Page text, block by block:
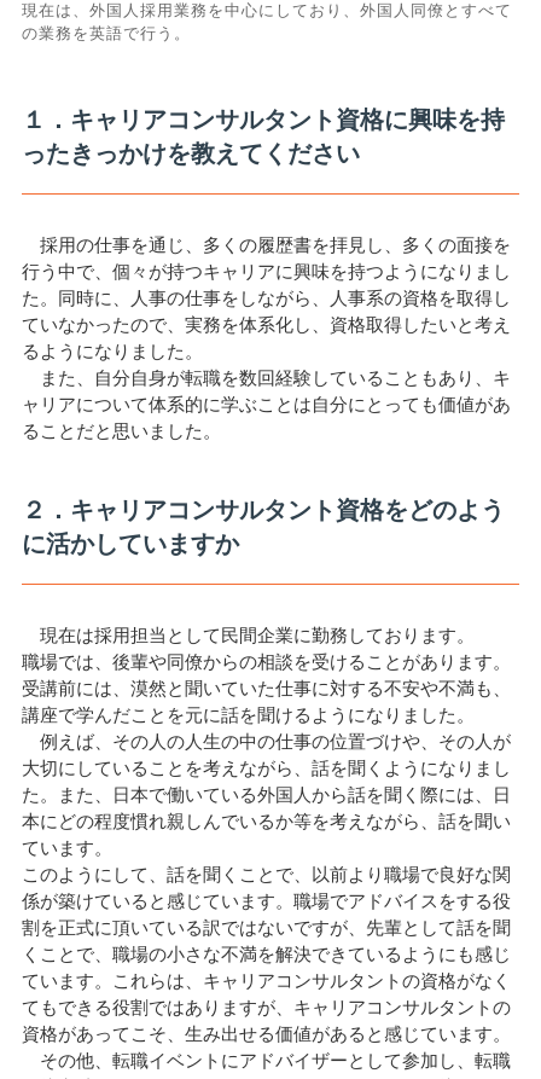
現在は、外国人採用業務を中心にしており、外国人同僚とすべて
の業務を英語で行う。
１．キャリアコンサルタント資格に興味を持
ったきっかけを教えてください
採用の仕事を通じ、多くの履歴書を拝見し、多くの面接を
行う中で、個々が持つキャリアに興味を持つようになりまし
た。同時に、人事の仕事をしながら、人事系の資格を取得し
ていなかったので、実務を体系化し、資格取得したいと考え
るようになりました。
また、自分自身が転職を数回経験していることもあり、キ
ャリアについて体系的に学ぶことは自分にとっても価値があ
ることだと思いました。
２．キャリアコンサルタント資格をどのよう
に活かしていますか
現在は採用担当として民間企業に勤務しております。
職場では、後輩や同僚からの相談を受けることがあります。
受講前には、漠然と聞いていた仕事に対する不安や不満も、
講座で学んだことを元に話を聞けるようになりました。
例えば、その人の人生の中の仕事の位置づけや、その人が
大切にしていることを考えながら、話を聞くようになりまし
た。また、日本で働いている外国人から話を聞く際には、日
本にどの程度慣れ親しんでいるか等を考えながら、話を聞い
ています。
このようにして、話を聞くことで、以前より職場で良好な関
係が築けていると感じています。職場でアドバイスをする役
割を正式に頂いている訳ではないですが、先輩として話を聞
くことで、職場の小さな不満を解決できているようにも感じ
ています。これらは、キャリアコンサルタントの資格がなく
てもできる役割ではありますが、キャリアコンサルタントの
資格があってこそ、生み出せる価値があると感じています。
その他、転職イベントにアドバイザーとして参加し、転職